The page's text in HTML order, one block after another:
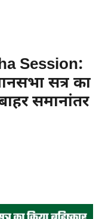
Session:
सत्र का
समानांतर